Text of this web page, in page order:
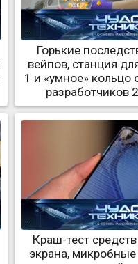
Горькие
вейпов, станция
1 и «умное» кольцо
разработчиков
Краш-тест
экрана,